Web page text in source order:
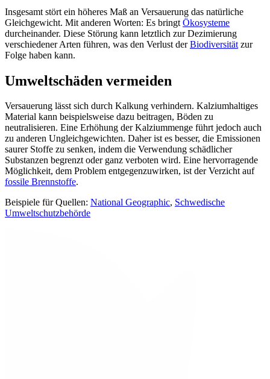
Insgesamt stört ein höheres Maß an Versauerung das natürliche
Gleichgewicht. Mit anderen Worten: Es bringt Ökosysteme
durcheinander. Diese Störung kann letztlich zur Dezimierung
verschiedener Arten führen, was den Verlust derBiodiversität zur
Folge haben kann.
Umweltschäden vermeiden
Versauerung lässt sich durch Kalkung verhindern. Kalziumhaltiges
Material kann beispielsweise dazu beitragen, Böden zu
neutralisieren. Eine Erhöhung der Kalziummenge führt jedoch auch
zu anderen Ungleichgewichten. Daher ist es besser, die Emissionen
saurer Stoffe zu senken, indem die Verwendung schädlicher
Substanzen begrenzt oder ganz verboten wird. Eine hervorragende
Möglichkeit, dem Problem entgegenzuwirken, ist der Verzicht auf
fossile Brennstoffe.
Beispiele für Quellen: National Geographic, Schwedische
Umweltschutzbehörde